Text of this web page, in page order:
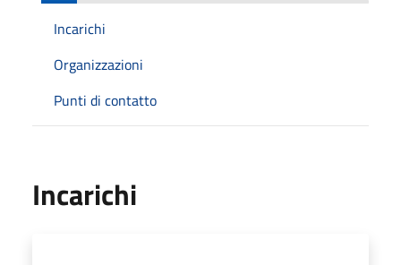
Incarichi
Organizzazioni
Punti di contatto
Incarichi